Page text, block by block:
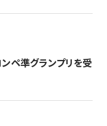
ペ準グランプリを受